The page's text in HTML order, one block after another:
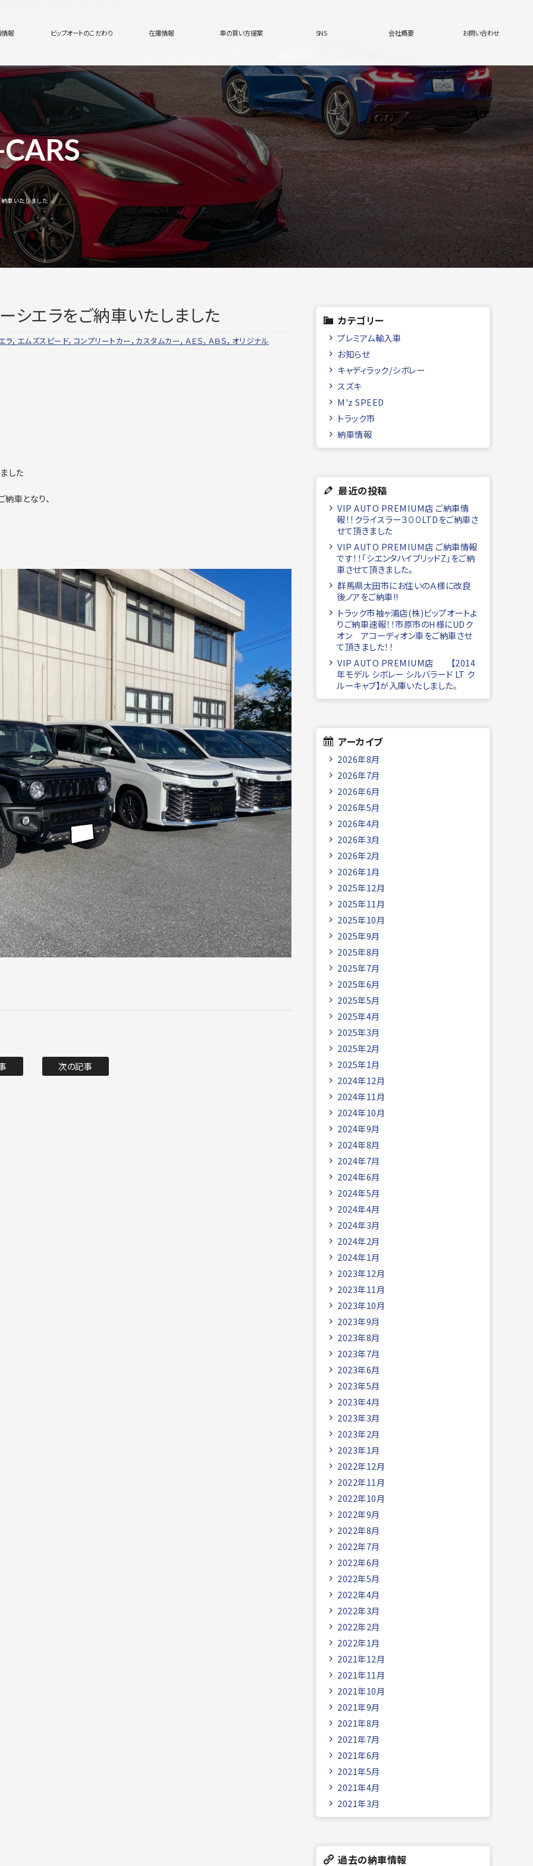
報 ビップオートのこだわり 在庫情報 車の買い方提案 SNS 会社概要 お問い合わせ
車いたしました
シエラをご納車いたしました
，エムズスピード，コンプリートカー，カスタムカー，ＡＥＳ，ＡＢＳ，オリジナル
した
車となり、
次の記事
カテゴリー
プレミアム輸入車
お知らせ
キャディラック/シボレー
スズキ
M'z SPEED
トラック市
納車情報
最近の投稿
VIP AUTO PREMIUM店 ご納車情
報！！クライスラー３００LTDをご納車さ
せて頂きました
VIP AUTO PREMIUM店 ご納車情報
です！！「シエンタハイブリッドZ」をご納
車させて頂きました。
群馬県太田市にお住いのＡ様に改良
後ノアをご納車!!
トラック市袖ヶ浦店(株)ビップオートよ
りご納車速報！！市原市のH様にUDク
オン アコーディオン車をご納車させ
て頂きました！！
VIP AUTO PREMIUM店 【2014
年モデル シボレー シルバラード LT ク
ルーキャブ】が入庫いたしました。
アーカイブ
2026年8月
2026年7月
2026年6月
2026年5月
2026年4月
2026年3月
2026年2月
2026年1月
2025年12月
2025年11月
2025年10月
2025年9月
2025年8月
2025年7月
2025年6月
2025年5月
2025年4月
2025年3月
2025年2月
2025年1月
2024年12月
2024年11月
2024年10月
2024年9月
2024年8月
2024年7月
2024年6月
2024年5月
2024年4月
2024年3月
2024年2月
2024年1月
2023年12月
2023年11月
2023年10月
2023年9月
2023年8月
2023年7月
2023年6月
2023年5月
2023年4月
2023年3月
2023年2月
2023年1月
2022年12月
2022年11月
2022年10月
2022年9月
2022年8月
2022年7月
2022年6月
2022年5月
2022年4月
2022年3月
2022年2月
2022年1月
2021年12月
2021年11月
2021年10月
2021年9月
2021年8月
2021年7月
2021年6月
2021年5月
2021年4月
2021年3月
過去の納車情報